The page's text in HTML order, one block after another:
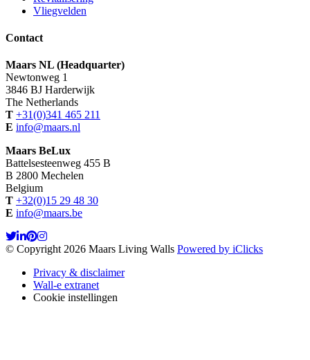
Vliegvelden
Contact
Maars NL (Headquarter)
Newtonweg 1
3846 BJ Harderwijk
The Netherlands
T +31(0)341 465 211
E info@maars.nl
Maars BeLux
Battelsesteenweg 455 B
B 2800 Mechelen
Belgium
T +32(0)15 29 48 30
E info@maars.be
© Copyright 2026 Maars Living Walls Powered by iClicks
Privacy & disclaimer
Wall-e extranet
Cookie instellingen